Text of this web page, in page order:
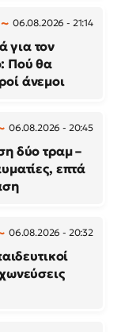
06.08.2026 - 21:14
για τον
Πού θα
άνεμοι
06.08.2026 - 20:45
δύο τραμ –
επτά
06.08.2026 - 20:32